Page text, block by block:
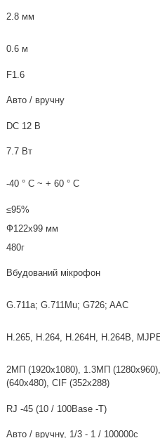
2.8 мм
0.6 м
F1.6
Авто / вручну
DC 12 В
7.7 Вт
-40 ° C ~ + 60 ° C
≤95%
Ф122х99 мм
480г
Вбудований мікрофон
G.711a; G.711Mu; G726; AAC
H.265, H.264, H.264H, H.264B,
2МП (1920x1080), 1.3MП
(640x480), CIF (352x288)
RJ -45 (10 / 100Base -T)
Авто / вручну, 1/3 - 1 / 100000с